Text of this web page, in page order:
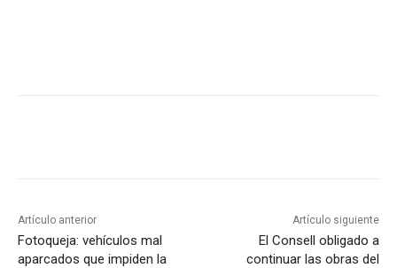
Artículo anterior
Fotoqueja: vehículos mal
aparcados que impiden la
Artículo siguiente
El Consell obligado a
continuar las obras del